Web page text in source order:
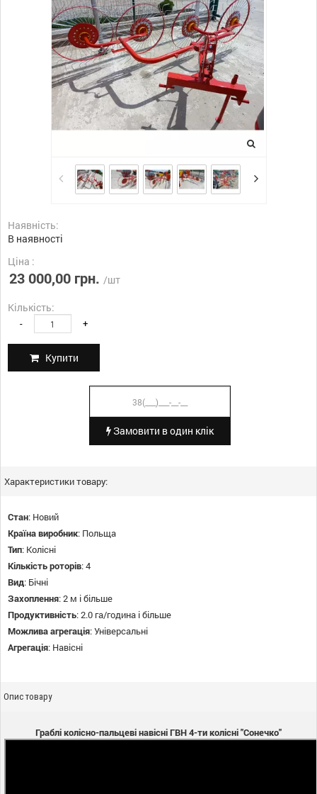
Наявність:
В наявності
Ціна :
23 000,00 грн. /шт
Кількість:
- +
Купити
Замовити в один клік
Характеристики товару:
Стан: Новий
Країна виробник: Польща
Тип: Колісні
Кількість роторів:4
Вид: Бічні
Захоплення:2 м і більше
Продуктивність:2.0 га/година і більше
Можлива агрегація:Універсальні
Агрегація: Навісні
Опис товару
Граблі колісно-пальцеві навісні ГВН 4-ти колісні "Сонечко"